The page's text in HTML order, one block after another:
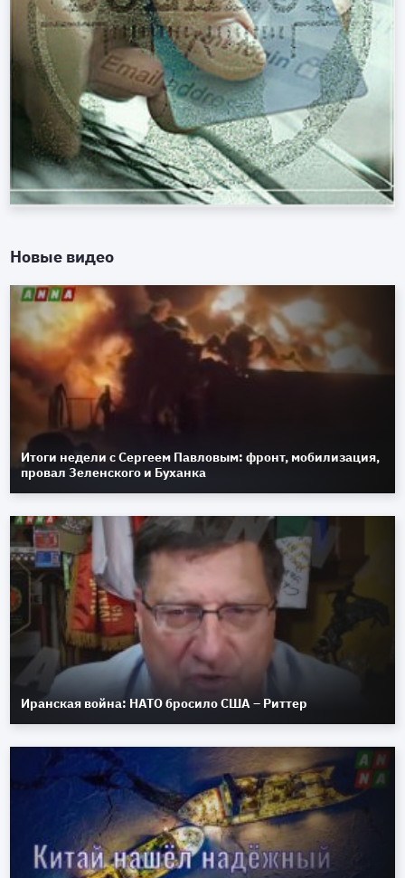
Новые видео
Итоги недели с Сергеем Павловым: фронт, мобилизация,
провал Зеленского и Буханка
Иранская война: НАТО бросило США – Риттер